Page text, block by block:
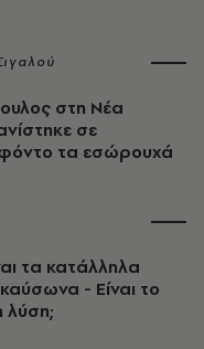
στη Νέα
σε
τα εσώρουχά
τα κατάλληλα
- Είναι το
λύση;